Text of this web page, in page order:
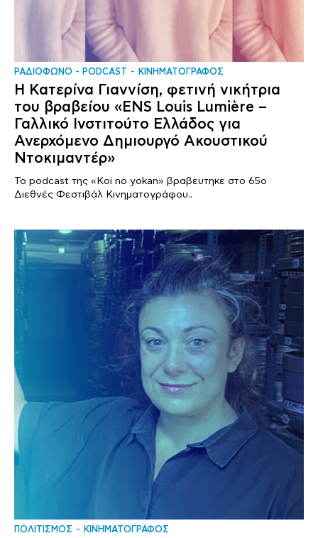
ΡΑΔΙΟΦΩΝΟ - PODCAST ΚΙΝΗΜΑΤΟΓΡΑΦΟΣ
Η Κατερίνα Γιαννίση, φετινή νικήτρια
του βραβείου «ENS Louis Lumière –
Γαλλικό Ινστιτούτο Ελλάδος για
Ανερχόμενο Δημιουργό Ακουστικού
Ντοκιμαντέρ»
Το podcast της «Koi no yokan» βραβευτηκε στο 65ο
Διεθνές Φεστιβάλ Κινηματογράφου..
ΠΟΛΙΤΙΣΜΟΣ ΚΙΝΗΜΑΤΟΓΡΑΦΟΣ